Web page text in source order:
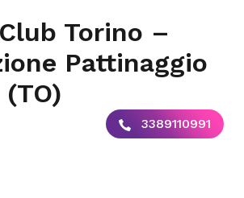
Torino –
Pattinaggio
3389110991